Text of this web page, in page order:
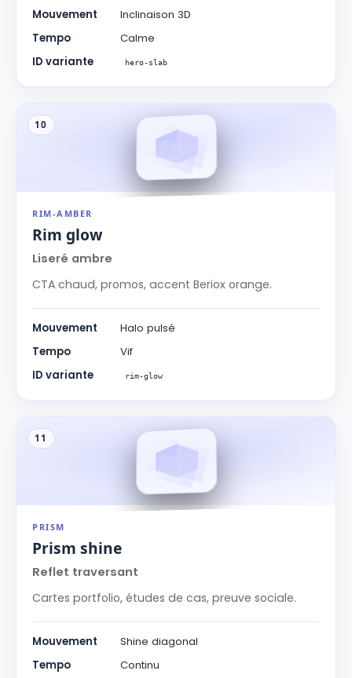
Mouvement
Inclinaison 3D
Tempo
Calme
ID variante
hero-slab
10
RIM-AMBER
Rim glow
Liseré ambre
CTA chaud, promos, accent Beriox orange.
Mouvement
Halo pulsé
Tempo
Vif
ID variante
rim-glow
11
PRISM
Prism shine
Reflet traversant
Cartes portfolio, études de cas, preuve sociale.
Mouvement
Shine diagonal
Tempo
Continu